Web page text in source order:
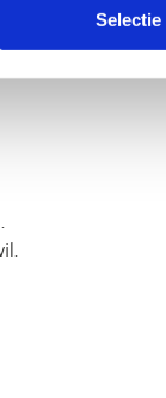
Selectie
op de lussen